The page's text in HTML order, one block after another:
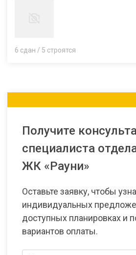
6 сдан / 5 строятся
Получите
специалиста
ЖК «Рауни»
Оставьте заявку, чтобы
индивидуальных
доступных планировках и
вариантов оплаты.